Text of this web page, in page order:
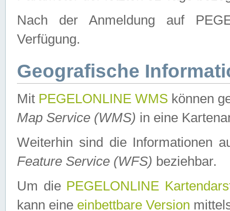
Nach der Anmeldung auf
Verfügung.
Geografische
Mit PEGELONLINE WMS können
Map Service (WMS) in eine
Weiterhin sind die Informationen
Feature Service (WFS) beziehbar.
Um die PEGELONLINE
kann eine einbettbare Version